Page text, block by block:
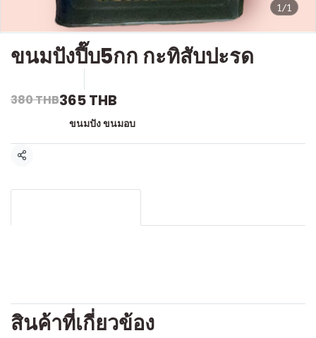
1/1
ขนมปังปี๊บ5กก กะทิสับปะรด
380 THB365 THB
ขนมปัง ขนมอบ
แชร์
สินค้าที่เกี่ยวข้อง